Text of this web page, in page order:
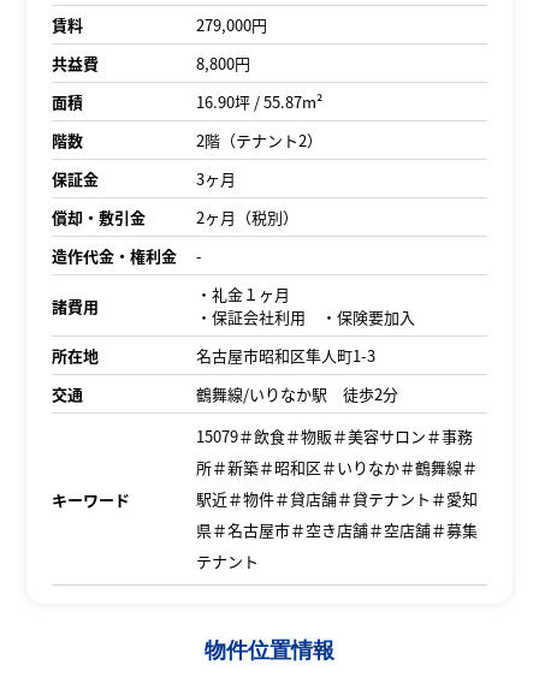
賃料
279,000円
共益費
8,800円
面積
16.90坪 / 55.87m²
階数
2階（テナント2）
保証金
3ヶ月
償却・敷引金
2ヶ月（税別）
造作代金・権利金
-
諸費用
・礼金１ヶ月
・保証会社利用 ・保険要加入
所在地
名古屋市昭和区隼人町1-3
交通
鶴舞線/いりなか駅 徒歩2分
キーワード
15079＃飲食＃物販＃美容サロン＃事務
所＃新築＃昭和区＃いりなか＃鶴舞線＃
駅近＃物件＃貸店舗＃貸テナント＃愛知
県＃名古屋市＃空き店舗＃空店舗＃募集
テナント
物件位置情報